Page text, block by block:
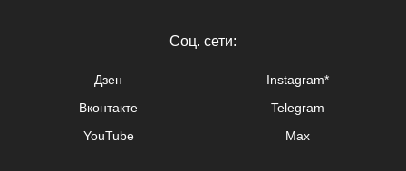
Cоц. сети:
Дзен
Instagram*
Вконтакте
Telegram
YouTube
Max